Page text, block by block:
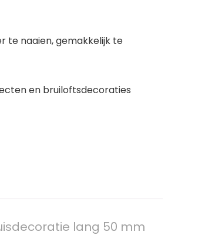
te naaien, gemakkelijk te
en bruiloftsdecoraties
lang 50 mm